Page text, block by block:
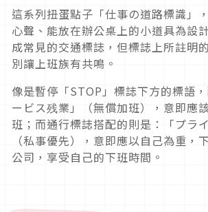
這系列扭蛋點子「仕事の道路標識」
心聲、能放在辦公桌上的小道具為設
成常見的交通標誌，但標誌上所註明
別讓上班族有共鳴。
像是暫停「STOP」標誌下方的標語
ービス残業」（無償加班），意即應
班；而通行標誌搭配的則是：「プラ
（私事優先），意即應以自己為重，
公司，享受自己的下班時間。